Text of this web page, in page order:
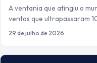
A ventania que atingiu o
ventos que ultrapassaram
29 de julho de 2026